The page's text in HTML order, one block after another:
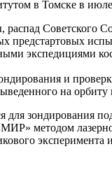
в Томске в июле
распад Советского
предстартовых
экспедициями
и
на орбиту
зондирования
методом